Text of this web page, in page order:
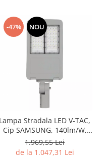
-47% NOU
Lampa Stradala LED V-TAC,
Cip SAMSUNG, 140lm/W,
Driver Inventronics, 5700K
1.969,55 Lei
de la 1.047,31 Lei